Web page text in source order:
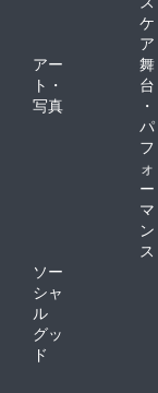
ケ
ア
アー
ト・
写真
舞
台
・
パ
フ
ォ
ー
マ
ン
ス
ソー
シャ
ル
グッ
ド